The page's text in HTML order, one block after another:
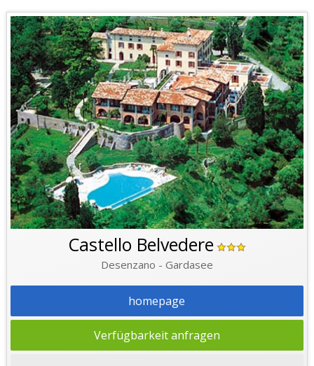
Castello Belvedere
Desenzano - Gardasee
homepage
Verfügbarkeit anfragen